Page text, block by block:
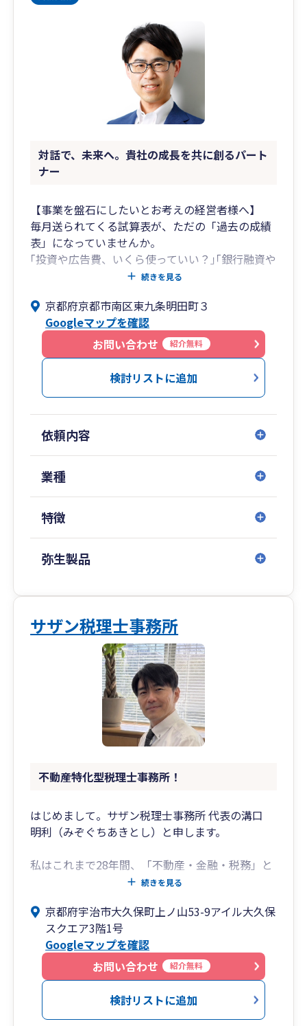
対話で、未来へ。貴社の成長を共に創るパート
ナー
【事業を盤石にしたいとお考えの経営者様へ】
毎月送られてくる試算表が、ただの「過去の成績
表」になっていませんか。
｢投資や広告費、いくら使っていい？｣｢銀行融資や
経営者保証、どうすべき？｣といった
共に考えてくれるパートナーはいますか？
当事務所は、経営者の判断を数字でサポートしま
【事務作業に追われる経営者様へ】
「経理や税金のことはよく分からない」「質問し
であるあなたの貴重な時間が奪われ、本来集中す
べき事業を成長させるための活動に専念できなく
なっていませんか？
-----------------------------------------------------------
-----------------------------
イスを提供。資金繰りの改善から節税対策まで、
あらゆる課題をともに乗り越え、経営者が安心し
て事業に集中できる体制を整えます。
また、当事務所ではお客様とのつながりを大切に
し以下の3つのポイントを重視しています。
【1】親身で迅速な対応
いただいた質問等への回答については翌営業日
【2】わかりやすい説明
専門用語をできるだけ使わずに、わかりやすい
【3】話しやすい雰囲気
プレッシャーを感じることなく安心してお話い
自社での経理処理は難しいという場合は、記帳代
行にも対応しております。
また自社で経理処理をしている場合でも
弥生関連のソフトの使い方や活用法についてもご
相談いただけます。
ITを活用した中小企業の経理効率化などの支援も
行っていますので、クラウド会計の導入サポート
にも対応しています。
続きを見る
京都府京都市南区東九条明田町３
Googleマップを確認
お問い合わせ
紹介無料
検討リストに追加
依頼内容
業種
特徴
弥生製品
サザン税理士事務所
不動産特化型税理士事務所！
はじめまして。サザン税理士事務所 代表の溝口
明利（みぞぐちあきとし）と申します。
私はこれまで28年間、「不動産・金融・税務」と
いう3つの現場を歩んでまいりました。不動産会
売買、土地活用、デベロップメントへと領域を広
げながら12年間を過ごし、今振り返れば冷や汗が
出るような失敗も少なくありませんでした。その
トラブル対応や交渉の修羅場もすべて糧としなが
ら、最終的には企画開発部長代理兼子会社役員と
してマネジメントの視点も養いました。
続きを見る
京都府宇治市大久保町上ノ山53-9アイル大久保
スクエア3階1号
Googleマップを確認
お問い合わせ
紹介無料
検討リストに追加